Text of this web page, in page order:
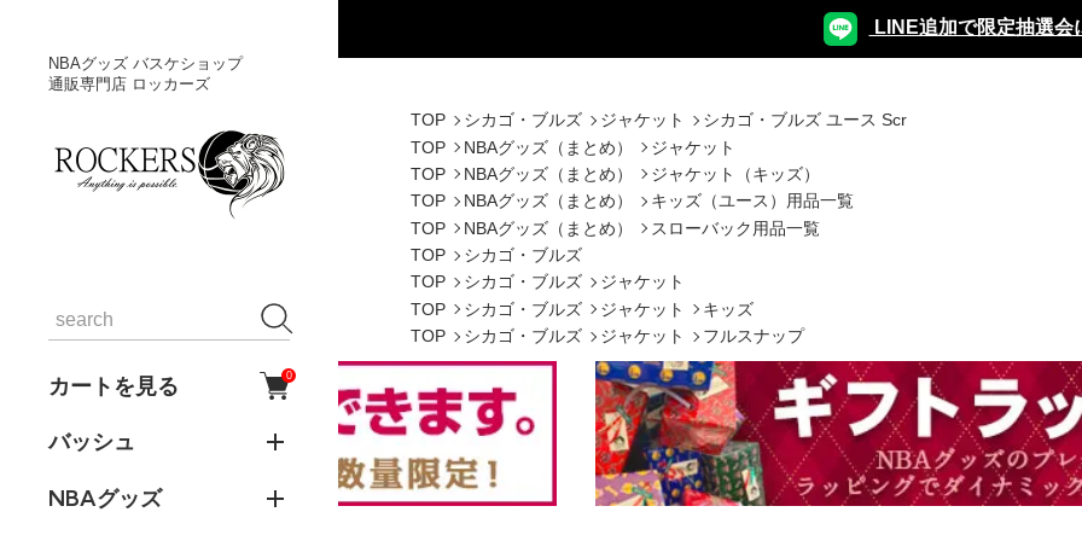
NBAグッズ バスケショップ
通販専門店 ロッカーズ
カートを見る 0
バッシュ
NBAグッズ
LINE追加で限定抽選会
TOP シカゴ・ブルズ ジャケット
シカゴ・ブルズ ユース Scr
TOP
NBAグッズ（まとめ）
ジャケット
TOP
NBAグッズ（まとめ）
ジャケット（キッズ）
TOP
NBAグッズ（まとめ）
キッズ（ユース）用品一覧
TOP
NBAグッズ（まとめ）
スローバック用品一覧
TOP
シカゴ・ブルズ
TOP
シカゴ・ブルズ
ジャケット
TOP
シカゴ・ブルズ ジャケット
キッズ
TOP
シカゴ・ブルズ ジャケット フルスナップ